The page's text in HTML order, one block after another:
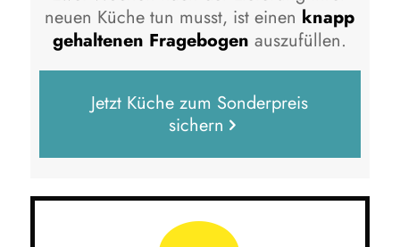
neuen Küche tun musst, ist einen knapp
gehaltenen Fragebogen auszufüllen.
Jetzt Küche zum Sonderpreis
sichern